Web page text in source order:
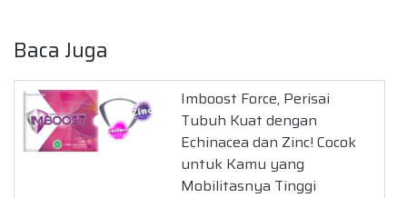
Baca Juga
Imboost Force, Perisai
Tubuh Kuat dengan
Echinacea dan Zinc! Cocok
untuk Kamu yang
Mobilitasnya Tinggi